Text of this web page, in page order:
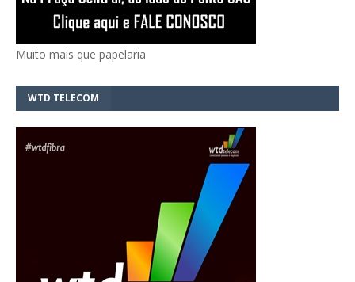
Muito mais que papelaria
WTD TELECOM